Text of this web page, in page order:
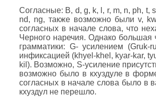
Согласные: B, d, g, k, l, r, m, n, ph, t,
nd, ng, также возможно были v,
согласных в начале слова, что
Черного наречия. Однако большая
грамматики: G- усилением (Gruk-
инфиксацией (khyel-khel, kyar-kar,
kil). Возможно, S-усиление
возможно было в кхуздуле в
согласных в начале слова было в
кхуздул не перешло.